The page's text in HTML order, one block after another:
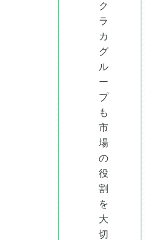
ク
ラ
カ
グ
ル
ー
プ
も
市
場
の
役
割
を
大
切